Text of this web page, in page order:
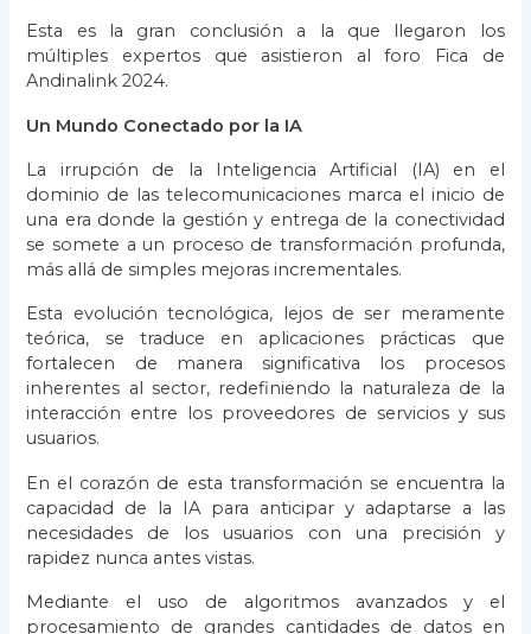
Esta es la gran conclusión a la que llegaron los
múltiples expertos que asistieron al foro Fica de
Andinalink 2024.
Un Mundo Conectado por la IA
La irrupción de la Inteligencia Artificial (IA) en el
dominio de las telecomunicaciones marca el inicio de
una era donde la gestión y entrega de la conectividad
se somete a un proceso de transformación profunda,
más allá de simples mejoras incrementales.
Esta evolución tecnológica, lejos de ser meramente
teórica, se traduce en aplicaciones prácticas que
fortalecen de manera significativa los procesos
inherentes al sector, redefiniendo la naturaleza de la
interacción entre los proveedores de servicios y sus
usuarios.
En el corazón de esta transformación se encuentra la
capacidad de la IA para anticipar y adaptarse a las
necesidades de los usuarios con una precisión y
rapidez nunca antes vistas.
Mediante el uso de algoritmos avanzados y el
procesamiento de grandes cantidades de datos en